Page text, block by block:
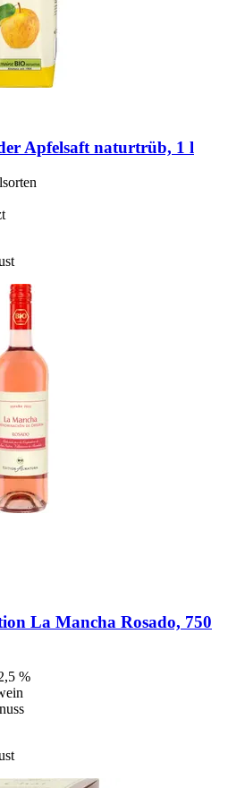
Apfelsaft naturtrüb, 1 l
La Mancha Rosado, 750
%